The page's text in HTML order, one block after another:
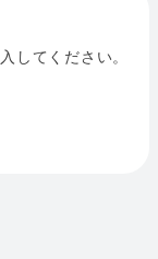
してください。